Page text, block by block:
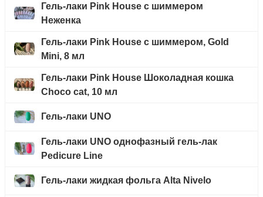
Гель-лаки Pink House с шиммером
Неженка
Гель-лаки Pink House с шиммером, Gold
Mini, 8 мл
Гель-лаки Pink House Шоколадная кошка
Choco cat, 10 мл
Гель-лаки UNO
Гель-лаки UNO однофазный гель-лак
Pedicure Line
Гель-лаки жидкая фольга Alta Nivelo